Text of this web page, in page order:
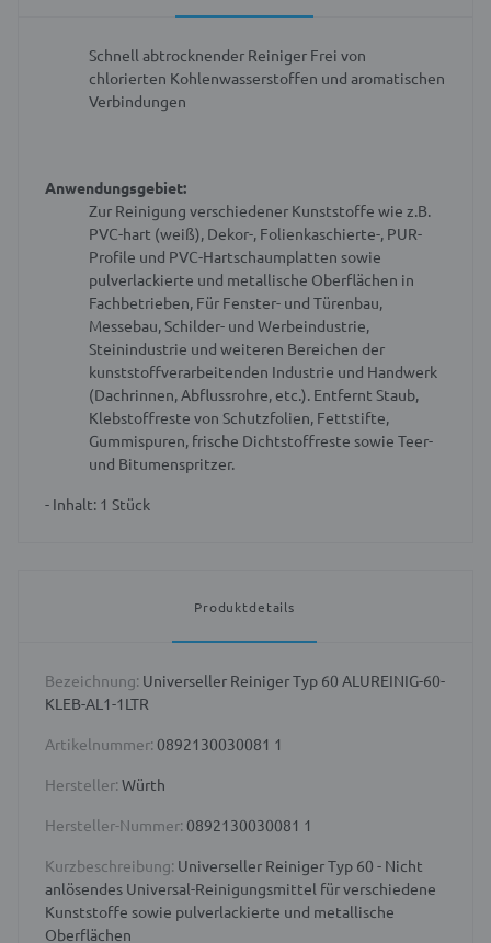
Schnell abtrocknender Reiniger Frei von
chlorierten Kohlenwasserstoffen und aromatischen
Verbindungen
Anwendungsgebiet:
Zur Reinigung verschiedener Kunststoffe wie z.B.
PVC-hart (weiß), Dekor-, Folienkaschierte-, PUR-
Profile und PVC-Hartschaumplatten sowie
pulverlackierte und metallische Oberflächen in
Fachbetrieben, Für Fenster- und Türenbau,
Messebau, Schilder- und Werbeindustrie,
Steinindustrie und weiteren Bereichen der
kunststoffverarbeitenden Industrie und Handwerk
(Dachrinnen, Abflussrohre, etc.). Entfernt Staub,
Klebstoffreste von Schutzfolien, Fettstifte,
Gummispuren, frische Dichtstoffreste sowie Teer-
und Bitumenspritzer.
- Inhalt: 1 Stück
Produktdetails
Bezeichnung: Universeller Reiniger Typ 60 ALUREINIG-60-
KLEB-AL1-1LTR
Artikelnummer: 0892130030081 1
Hersteller: Würth
Hersteller-Nummer: 0892130030081 1
Kurzbeschreibung: Universeller Reiniger Typ 60 - Nicht
anlösendes Universal-Reinigungsmittel für verschiedene
Kunststoffe sowie pulverlackierte und metallische
Oberflächen